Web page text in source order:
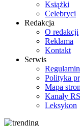
Książki
Celebryci
Redakcja
O redakcji
Reklama
Kontakt
Serwis
Regulamin
Polityka
Mapa
Kanały
Leksykon